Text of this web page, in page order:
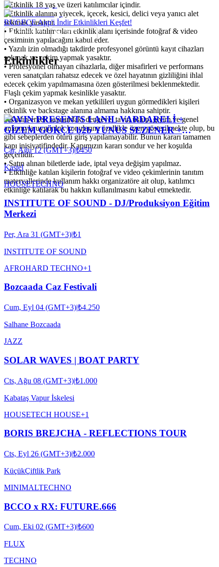
• Etkinlik 18 yaş ve üzeri katılımcılar içindir.
• Etkinlik alanına yiyecek, içecek, kesici, delici veya yanıcı alet
sokmak yasaktır.
• Etkinlik katılımcıları etkinlik alanı içerisinde fotoğraf & video
çekiminin yapılacağını kabul eder.
• Yazılı izin olmadığı takdirde profesyonel görüntü kayıt cihazları
sokmak ve çekim yapmak yasaktır.
• Profesyonel olmayan cihazlarla, diğer misafirleri ve performans
veren sanatçıları rahatsız edecek ve özel hayatının gizliliğini ihlal
edecek çekim yapılmamasına özen gösterilmesi beklenmektedir.
Flaşlı çekim yapmak kesinlikle yasaktır.
• Organizasyon ve mekan yetkilileri uygun görmedikleri kişileri
etkinlik ve backstage alanına almama hakkına sahiptir.
• Kadın-erkek sayısındaki dengeye, tavır, üslup, giyim ve genel
anlamıyla uygunluk konularına özellikle özen gösterilmekte olup, bu
gibi sebeplerden ötürü giriş yapılamayabilir. Bunun kararı tamamen
kapı inisiyatifindedir. Kapımızın kararı sondur ve her koşulda
geçerlidir.
• Satın alınan biletlerde iade, iptal veya değişim yapılmaz.
• Etkinliğe katılan kişilerin fotoğraf ve video çekimlerinin tanıtım
materyallerinde kullanım hakkı organizatöre ait olup, katılımcı
etkinliğe katılarak bu hakkın kullanılmasını kabul etmektedir.
BUGECE App'i İndir Etkinlikleri Keşfet!
Etkinlikler
RAVIN PRESENTS I ANIL VARDARELİ +
GİZEM GÖKÇE b2b YUNUS SEZENER +
XOXES b2b ROBIN ABRAHAMOĞLU
Çar, Ağu 12 (GMT+3)|₺450
Kastel
HOUSETECHNO
INSTITUTE OF SOUND - DJ/Produksiyon Eğitim
Merkezi
Per, Ara 31 (GMT+3)|₺1
INSTITUTE OF SOUND
AFROHARD TECHNO+1
Bozcaada Caz Festivali
Cum, Eyl 04 (GMT+3)|₺4.250
Salhane Bozcaada
JAZZ
SOLAR WAVES | BOAT PARTY
Cts, Ağu 08 (GMT+3)|₺1.000
Kabataş Vapur İskelesi
HOUSETECH HOUSE+1
BORIS BREJCHA - REFLECTIONS TOUR
Cts, Eyl 26 (GMT+3)|₺2.000
KüçükÇiftlik Park
MINIMALTECHNO
BCCO x RX: FUTURE.666
Cum, Eki 02 (GMT+3)|₺600
FLUX
TECHNO